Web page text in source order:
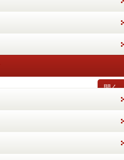
開く